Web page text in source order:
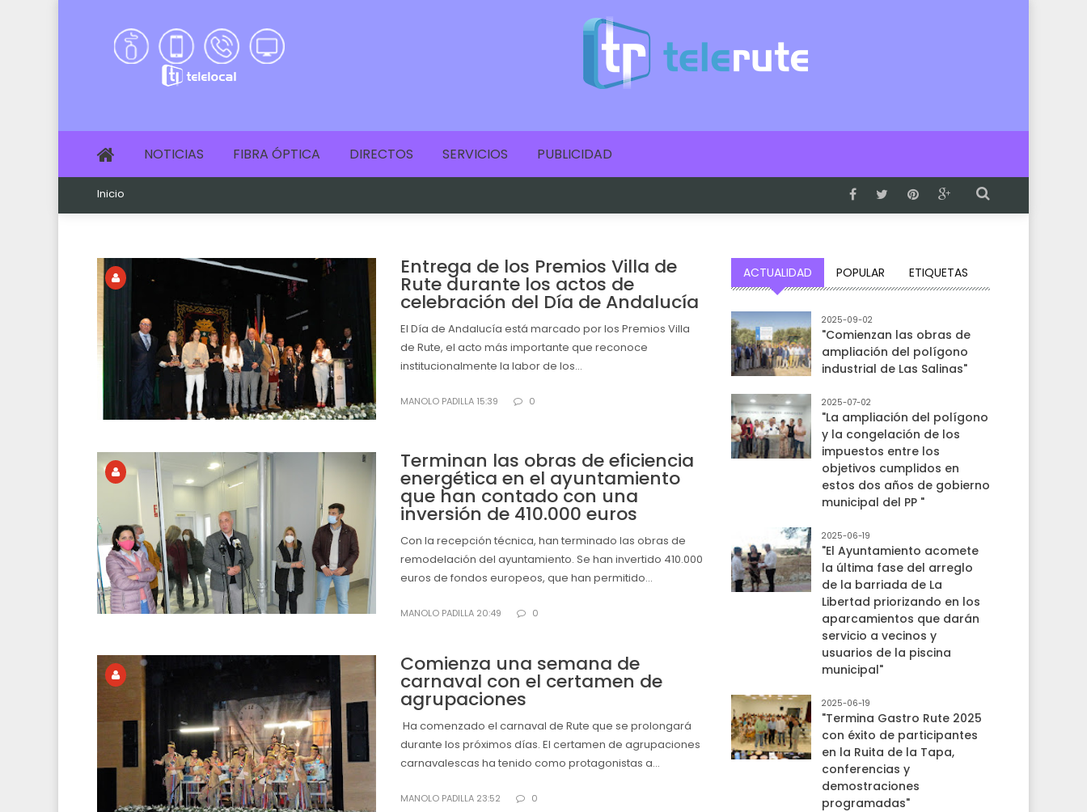
NOTICIAS FIBRA ÓPTICA DIRECTOS SERVICIOS PUBLICIDAD
Inicio
Entrega de los Premios Villa de
Rute durante los actos de
celebración del Día de Andalucía
El Día de Andalucía está marcado por los Premios Villa
de Rute, el acto más importante que reconoce
institucionalmente la labor de los...
MANOLO PADILLA 15:39 0
Terminan las obras de eficiencia
energética en el ayuntamiento
que han contado con una
inversión de 410.000 euros
Con la recepción técnica, han terminado las obras de
remodelación del ayuntamiento. Se han invertido 410.000
euros de fondos europeos, que han permitido...
MANOLO PADILLA 20:49 0
Comienza una semana de
carnaval con el certamen de
agrupaciones
Ha comenzado el carnaval de Rute que se prolongará
durante los próximos días. El certamen de agrupaciones
carnavalescas ha tenido como protagonistas a...
MANOLO PADILLA 23:52 0
ACTUALIDAD POPULAR ETIQUETAS
2025-09-02
"Comienzan las obras de
ampliación del polígono
industrial de Las Salinas"
2025-07-02
"La ampliación del polígono
y la congelación de los
impuestos entre los
objetivos cumplidos en
estos dos años de gobierno
municipal del PP "
2025-06-19
"El Ayuntamiento acomete
la última fase del arreglo
de la barriada de La
Libertad priorizando en los
aparcamientos que darán
servicio a vecinos y
usuarios de la piscina
municipal"
2025-06-19
"Termina Gastro Rute 2025
con éxito de participantes
en la Ruita de la Tapa,
conferencias y
demostraciones
programadas"